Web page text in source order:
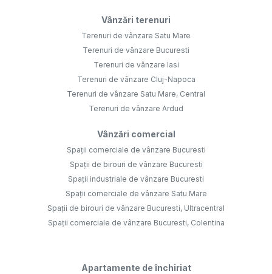
Vânzări terenuri
Terenuri de vânzare Satu Mare
Terenuri de vânzare Bucuresti
Terenuri de vânzare Iasi
Terenuri de vânzare Cluj-Napoca
Terenuri de vânzare Satu Mare, Central
Terenuri de vânzare Ardud
Vânzări comercial
Spații comerciale de vânzare Bucuresti
Spații de birouri de vânzare Bucuresti
Spații industriale de vânzare Bucuresti
Spații comerciale de vânzare Satu Mare
Spații de birouri de vânzare Bucuresti, Ultracentral
Spații comerciale de vânzare Bucuresti, Colentina
Apartamente de închiriat